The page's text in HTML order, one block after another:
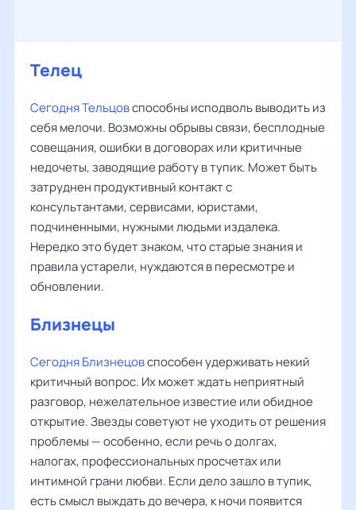
Телец
Сегодня Тельцовспособны исподволь выводить из
себя мелочи. Возможны обрывы связи, бесплодные
совещания, ошибки в договорах или критичные
недочеты, заводящие работу в тупик. Может быть
затруднен продуктивный контакт с
консультантами, сервисами, юристами,
подчиненными, нужными людьми издалека.
Нередко это будет знаком, что старые знания и
правила устарели, нуждаются в пересмотре и
обновлении.
Близнецы
Сегодня Близнецовспособен удерживать некий
критичный вопрос. Их может ждать неприятный
разговор, нежелательное известие или обидное
открытие. Звезды советуют не уходить от решения
проблемы — особенно, если речь о долгах,
налогах, профессиональных просчетах или
интимной грани любви. Если дело зашло в тупик,
есть смысл выждать до вечера, к ночи появится